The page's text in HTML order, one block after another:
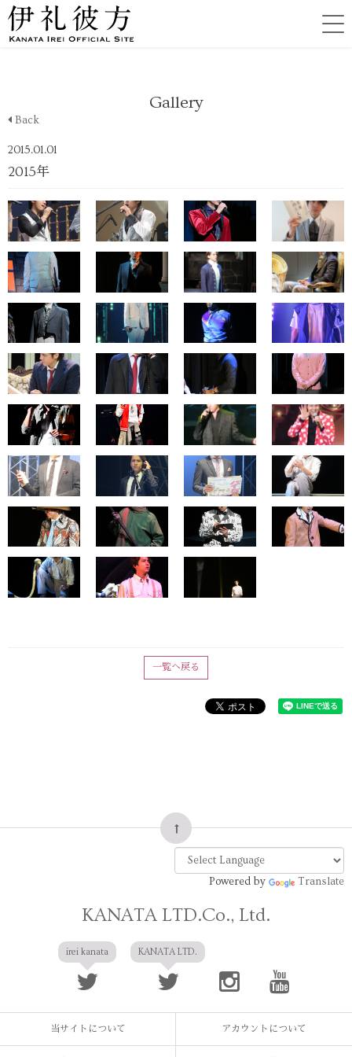
Gallery
Back
2015.01.01
2015年
一覧へ戻る
Powered by Translate
KANATA LTD.Co., Ltd.
irei kanata KANATA LTD.
当サイトについて アカウントについて